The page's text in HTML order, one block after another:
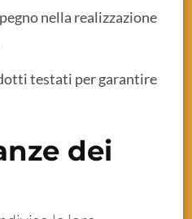
nella realizzazione
testati per garantire
dei